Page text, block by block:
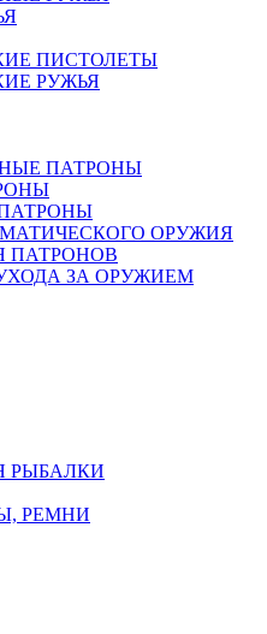
ПИСТОЛЕТЫ
РУЖЬЯ
ПАТРОНЫ
ОРУЖИЯ
ПАТРОНОВ
ЗА ОРУЖИЕМ
РЫБАЛКИ
РЕМНИ